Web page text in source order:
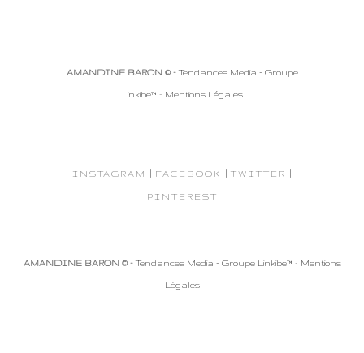
AMANDINE BARON © -Tendances Media - Groupe
Linkibe™ - Mentions Légales
INSTAGRAM | FACEBOOK | TWITTER |
PINTEREST
AMANDINE BARON © -Tendances Media - Groupe Linkibe™ - Mentions
Légales